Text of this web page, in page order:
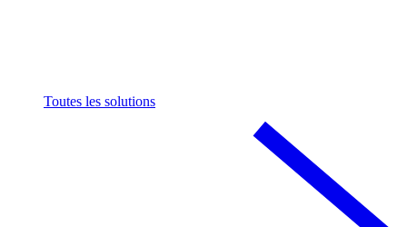
Toutes les solutions